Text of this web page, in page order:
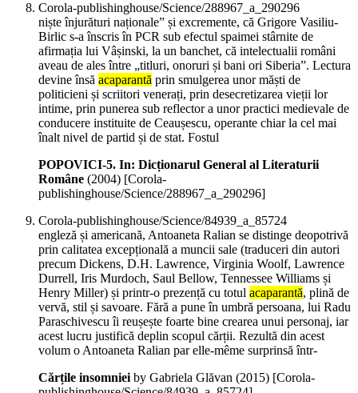
Corola-publishinghouse/Science/288967_a_290296
niște înjurături naționale” și excremente, că Grigore Vasiliu-
Birlic s-a înscris în PCR sub efectul spaimei stârnite de
afirmația lui Vâșinski, la un banchet, că intelectualii români
aveau de ales între „titluri, onoruri și bani ori Siberia”. Lectura
devine însă acaparantă prin smulgerea unor măști de
politicieni și scriitori venerați, prin desecretizarea vieții lor
intime, prin punerea sub reflector a unor practici medievale de
conducere instituite de Ceaușescu, operante chiar la cel mai
înalt nivel de partid și de stat. Fostul
POPOVICI-5. In: Dicționarul General al Literaturii
Române (2004) [Corola-
publishinghouse/Science/288967_a_290296]
Corola-publishinghouse/Science/84939_a_85724
engleză și americană, Antoaneta Ralian se distinge deopotrivă
prin calitatea excepțională a muncii sale (traduceri din autori
precum Dickens, D.H. Lawrence, Virginia Woolf, Lawrence
Durrell, Iris Murdoch, Saul Bellow, Tennessee Williams și
Henry Miller) și printr-o prezență cu totul acaparantă, plină de
vervă, stil și savoare. Fără a pune în umbră persoana, lui Radu
Paraschivescu îi reușește foarte bine crearea unui personaj, iar
acest lucru justifică deplin scopul cărții. Rezultă din acest
volum o Antoaneta Ralian par elle-même surprinsă într-
Cărțile insomnieiby Gabriela Glăvan (2015) [Corola-